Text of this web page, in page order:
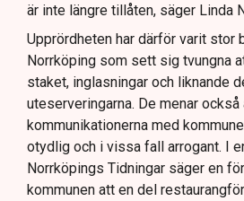
är inte längre tillåten, säger Linda
Upprördheten har därför varit stor
Norrköping som sett sig tvungna
staket, inglasningar och liknande
uteserveringarna. De menar också
kommunikationerna med
otydlig och i vissa fall arrogant. I
Norrköpings Tidningar säger en
kommunen att en del